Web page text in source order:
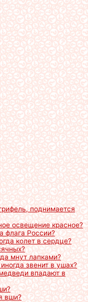
поднимается
освещение красное?
флага России?
колет в сердце?
мнут лапками?
звенит в ушах?
впадают в
вши?